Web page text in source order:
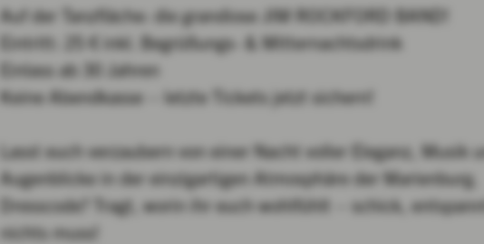
Auf der Tanzfläche: die grandiose JIM ROCKFORD BAND!
Eintritt: 25 € inkl. Begrüßungs- & Mitternachtsdrink
Einlass ab 30 Jahren
Keine Abendkasse – letzte Tickets jetzt sichern!
Lasst euch verzaubern von einer Nacht voller Eleganz, Musik
Augenblicke in der einzigartigen Atmosphäre der Marienburg.
Dresscode? Tragt, worin ihr euch wohlfühlt – schick,
nichts muss!